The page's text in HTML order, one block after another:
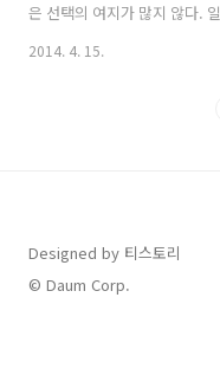
은 선택의 여지가 많지 않다.
우선이기에 더는 생각할 것도
다. 아무튼 오늘 코버그
2014. 4. 15.
Designed by 티스토리
© Daum Corp.